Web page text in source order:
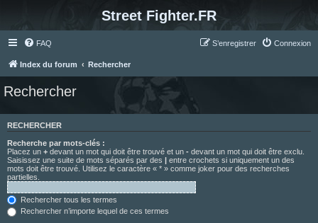
Street Fighter.FR
FAQ Connexion
S’enregistrer
Index du forum Rechercher
Rechercher
RECHERCHER
Recherche par mots-clés :
Placez un + devant un mot qui doit être trouvé et un - devant un mot qui doit être exclu.
Saisissez une suite de mots séparés par des | entre crochets si uniquement un des
mots doit être trouvé. Utilisez le caractère « * » comme joker pour des recherches
partielles.
Rechercher tous les termes
Rechercher n’importe lequel de ces termes